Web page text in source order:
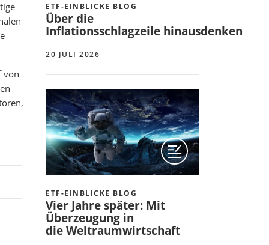
von
ETF-EINBLICKE BLOG
Über die
Inflationsschlagzeile hinausdenken
20 JULI 2026
ETF-EINBLICKE BLOG
Vier Jahre später: Mit
Überzeugung in
die Weltraumwirtschaft